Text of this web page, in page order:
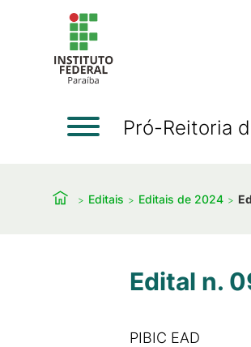
Pró-Reitoria
Editais Editais de 2024
Edital n.
PIBIC EAD